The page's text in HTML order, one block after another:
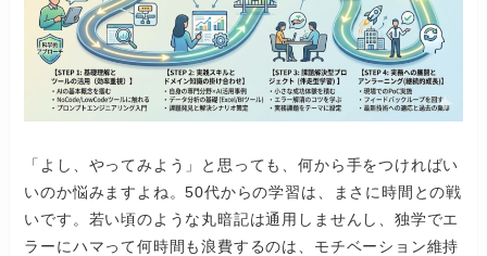
「よし、やってみよう」と思っても、何から手をつければい
いのか悩みますよね。50代からの学習は、まさに時間との戦
いです。若い頃のような丸暗記は通用しませんし、独学でエ
ラーにハマって何時間も浪費するのは、モチベーション維持